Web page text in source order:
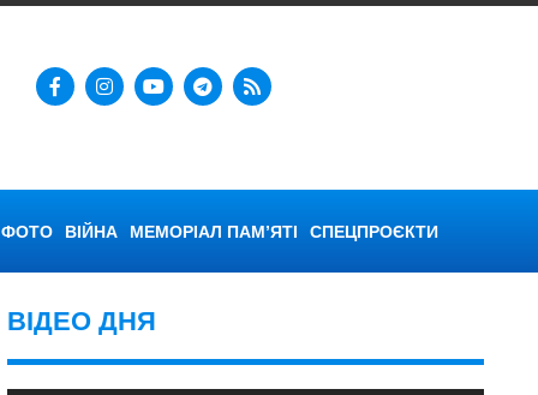
ФОТО ВІЙНА МЕМОРІАЛ ПАМ’ЯТІ СПЕЦПРОЄКТИ
ВІДЕО ДНЯ